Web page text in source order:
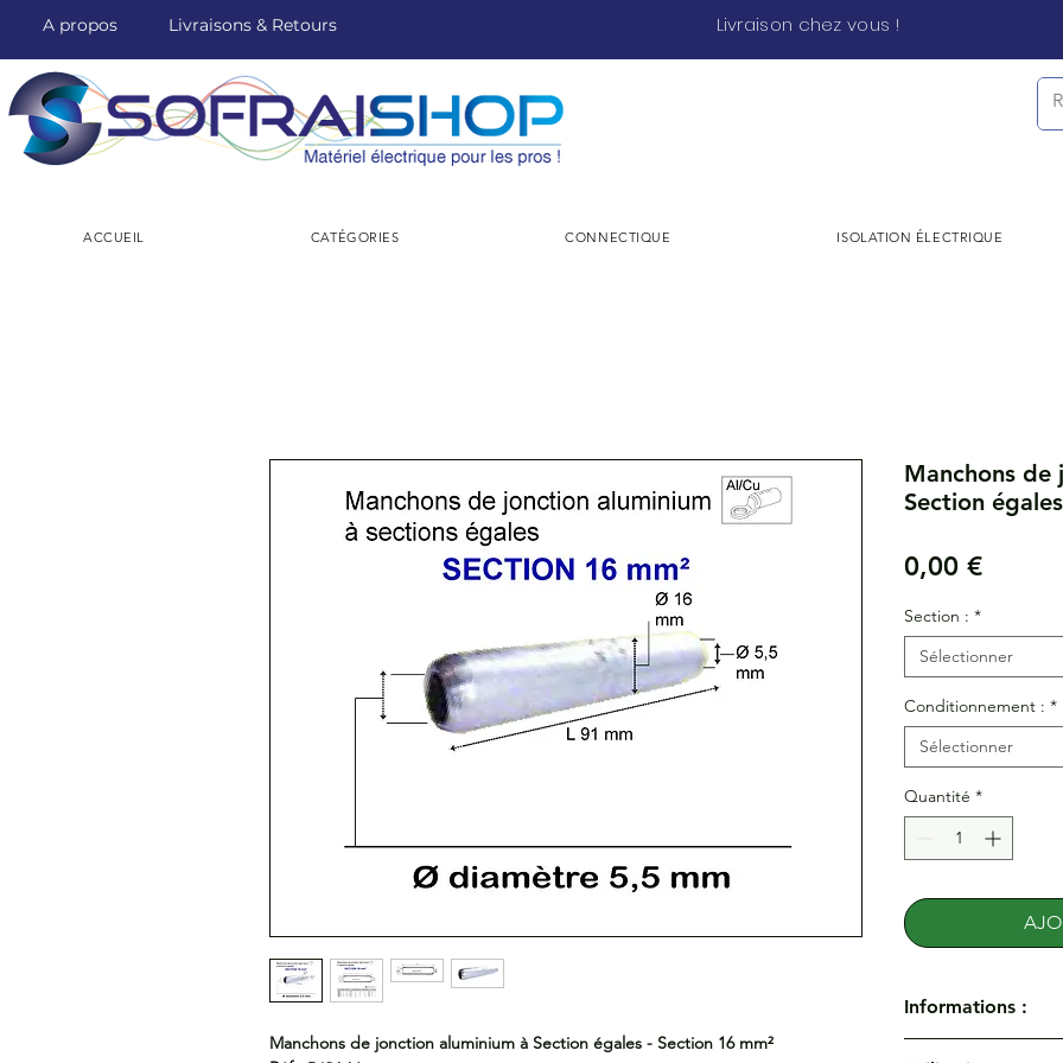
A propos Livraisons & Retours Livraison chez vous !
ACCUEIL CATÉGORIES CONNECTIQUE ISOLATION ÉLECTRIQUE
Manchons de jonction aluminium à Section égales - Section 16 mm²
Manchons de
Section
0,00 €Prix
Section : *
Sélectionner
Conditionnement : *
Sélectionner
Quantité *
Informations :